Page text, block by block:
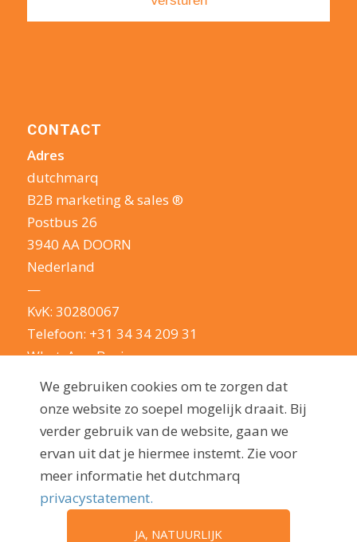
CONTACT
Adres
dutchmarq
B2B marketing & sales ®
Postbus 26
3940 AA DOORN
Nederland
—
KvK: 30280067
Telefoon: +31 34 34 209 31
WhatsApp Business
E-mail:
info@dutchmarq.nl
We houden van een geintje. Maar nemen je
privacy erg serieus: lees hier onze
privacyverklaring
We gebruiken cookies om te zorgen dat
onze website zo soepel mogelijk draait. Bij
verder gebruik van de website, gaan we
ervan uit dat je hiermee instemt. Zie voor
meer informatie het dutchmarq
privacystatement.
JA, NATUURLIJK